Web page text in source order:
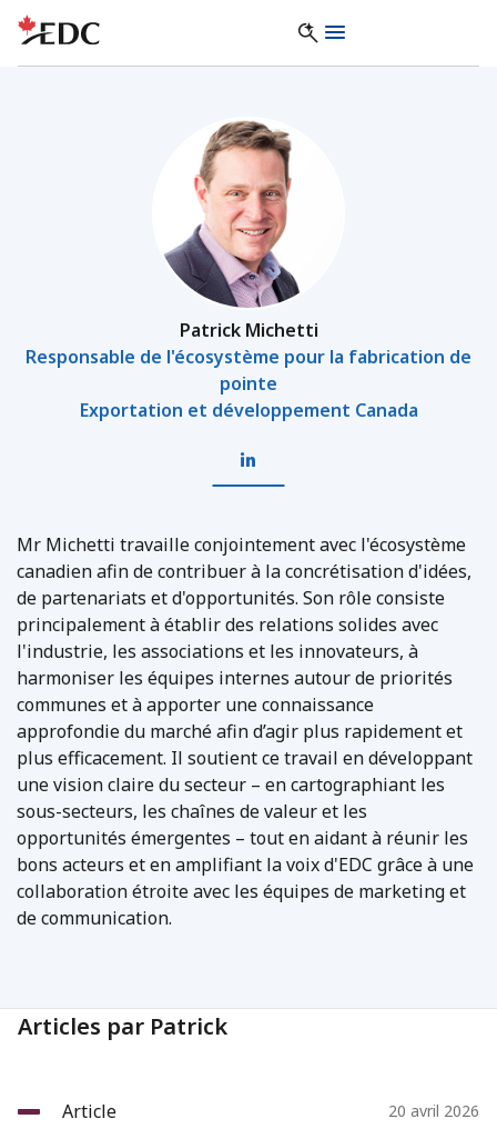
Patrick Michetti
Responsable de l'écosystème pour la fabrication de
pointe
Exportation et développement Canada
Mr Michetti travaille conjointement avec l'écosystème
canadien afin de contribuer à la concrétisation d'idées,
de partenariats et d'opportunités. Son rôle consiste
principalement à établir des relations solides avec
l'industrie, les associations et les innovateurs, à
harmoniser les équipes internes autour de priorités
communes et à apporter une connaissance
approfondie du marché afin d’agir plus rapidement et
plus efficacement. Il soutient ce travail en développant
une vision claire du secteur – en cartographiant les
sous-secteurs, les chaînes de valeur et les
opportunités émergentes – tout en aidant à réunir les
bons acteurs et en amplifiant la voix d'EDC grâce à une
collaboration étroite avec les équipes de marketing et
de communication.
Articles par Patrick
Article 20 avril 2026